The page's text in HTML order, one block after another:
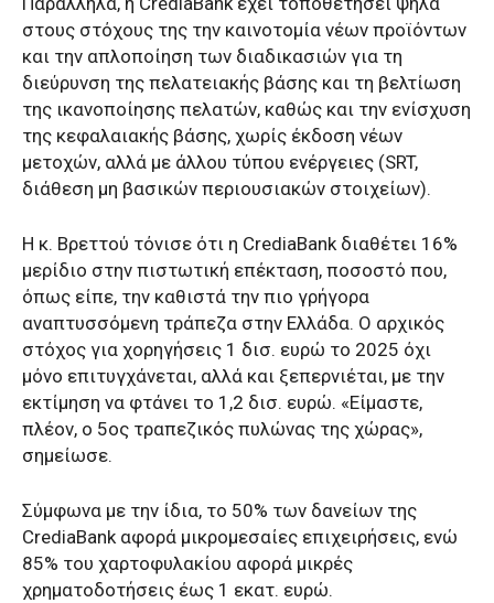
στους στόχους της την καινοτομία νέων προϊόντων
και την απλοποίηση των διαδικασιών για τη
διεύρυνση της πελατειακής βάσης και τη βελτίωση
της ικανοποίησης πελατών, καθώς και την ενίσχυση
της κεφαλαιακής βάσης, χωρίς έκδοση νέων
μετοχών, αλλά με άλλου τύπου ενέργειες (SRT,
διάθεση μη βασικών περιουσιακών στοιχείων).
Η κ. Βρεττού τόνισε ότι η CrediaBank διαθέτει 16%
μερίδιο στην πιστωτική επέκταση, ποσοστό που,
όπως είπε, την καθιστά την πιο γρήγορα
αναπτυσσόμενη τράπεζα στην Ελλάδα. Ο αρχικός
στόχος για χορηγήσεις 1 δισ. ευρώ το 2025 όχι
μόνο επιτυγχάνεται, αλλά και ξεπερνιέται, με την
εκτίμηση να φτάνει το 1,2 δισ. ευρώ. «Είμαστε,
πλέον, ο 5ος τραπεζικός πυλώνας της χώρας»,
σημείωσε.
Σύμφωνα με την ίδια, το 50% των δανείων της
CrediaBank αφορά μικρομεσαίες επιχειρήσεις, ενώ
85% του χαρτοφυλακίου αφορά μικρές
χρηματοδοτήσεις έως 1 εκατ. ευρώ.